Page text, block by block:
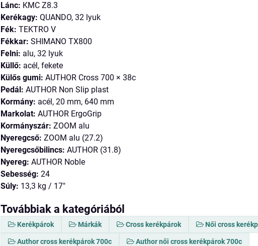
Lánc: KMC Z8.3
Kerékagy: QUANDO, 32 lyuk
Fék: TEKTRO V
Fékkar: SHIMANO TX800
Felni: alu, 32 lyuk
Küllő: acél, fekete
Külős gumi: AUTHOR Cross 700 × 38c
Pedál: AUTHOR Non Slip plast
Kormány: acél, 20 mm, 640 mm
Markolat: AUTHOR ErgoGrip
Kormányszár: ZOOM alu
Nyeregcső: ZOOM alu (27.2)
Nyeregcsőbilincs: AUTHOR (31.8)
Nyereg: AUTHOR Noble
Sebesség: 24
Súly: 13,3 kg / 17"
Továbbiak a kategóriából
Kerékpárok Márkák Cross kerékpárok Női cross
Author cross kerékpárok 700c Author női cross kerékpárok 700c